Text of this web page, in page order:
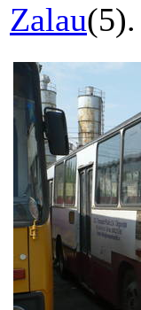
Zalau(5).